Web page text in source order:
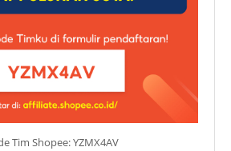
Tim Shopee: YZMX4AV